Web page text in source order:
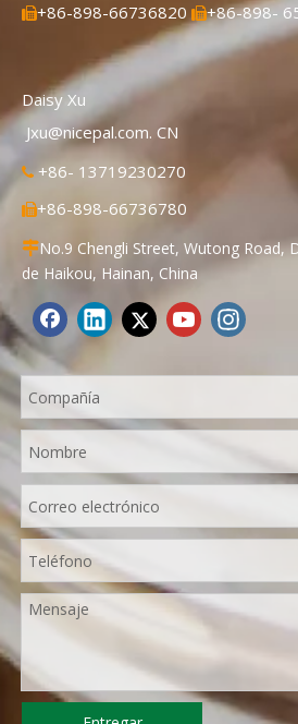
+86-898-66736820 +86-898-
Daisy Xu
Jxu@nicepal.com. CN
 +86- 13719230270
+86-898-66736780
No.9 Chengli Street, Wutong Road,
de Haikou, Hainan, China